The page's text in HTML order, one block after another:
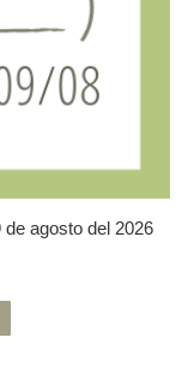
agosto del 2026
producto